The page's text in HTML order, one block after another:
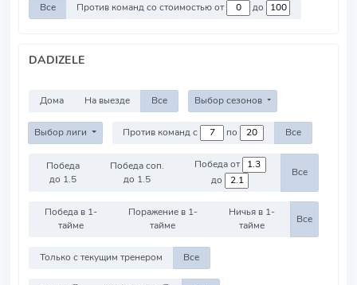
Все Против команд со стоимостью от до
DADIZELE
Дома На выезде Все Выбор сезонов
Выбор лиги Против команд с по Все
Победа
до 1.5
Победа соп.
до 1.5
Победа от
до
Все
Победа в 1-
тайме
Поражение в 1-
тайме
Ничья в 1-
тайме
Все
Только с текущим тренером Все